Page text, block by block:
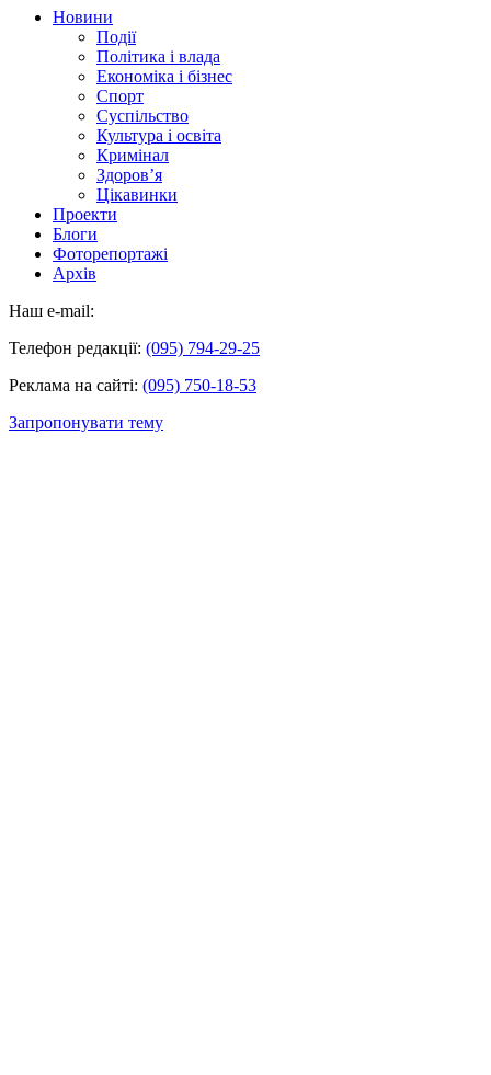
Новини
Події
Політика і влада
Економіка і бізнес
Спорт
Суспільство
Культура і освіта
Кримінал
Здоров’я
Цікавинки
Проекти
Блоги
Фоторепортажі
Архів
Наш e-mail:
Телефон редакції: (095) 794-29-25
Реклама на сайті: (095) 750-18-53
Запропонувати тему